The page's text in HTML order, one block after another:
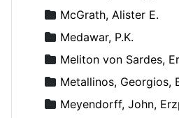
McGrath, Alister E.
Medawar, P.K.
Meliton von Sardes,
Metallinos, Georgios,
Meyendorff, John,